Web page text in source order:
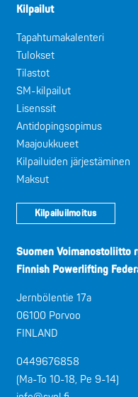
Kilpailut
Tapahtumakalenteri
Tulokset
Tilastot
SM-kilpailut
Lisenssit
Antidopingsopimus
Maajoukkueet
Kilpailuiden järjestäminen
Maksut
Kilpailuilmoitus
Suomen Voimanostoliitto
Finnish Powerlifting
Jernbölentie 17a
06100 Porvoo
FINLAND
0449676858
(Ma-To 10-18, Pe 9-14)